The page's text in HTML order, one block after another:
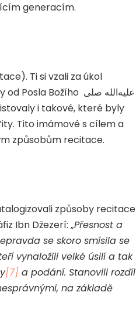
generacím.
Ti si vzali za úkol
Posla Božího صلى اللهعليه
i takové, které byly
Tito imámové s cílem a
způsobům recitace.
způsoby recitace
Ibn Džezerí: „Přesnost a
se skoro smísila se
vynaložili velké úsilí a tak
[7] a podání. Stanovili rozdíl
na základě